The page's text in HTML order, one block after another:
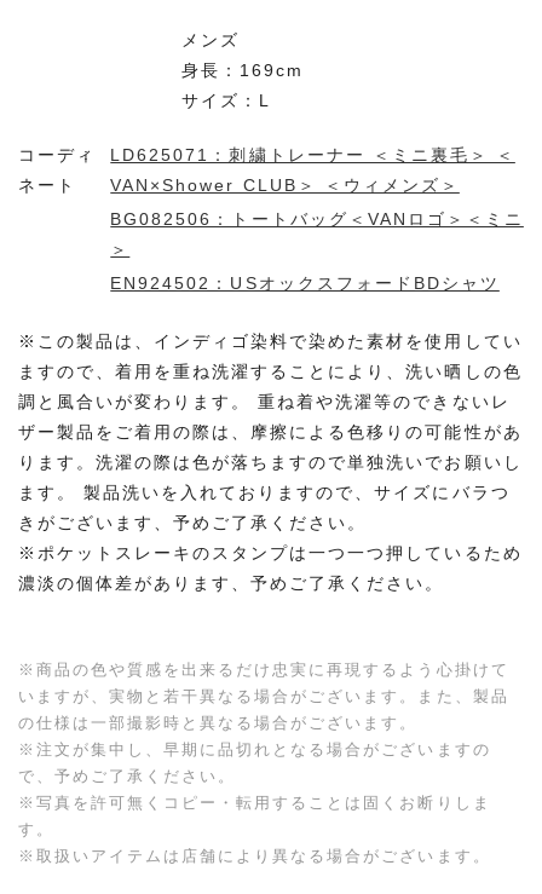
メンズ
身長：169cm
サイズ：L
コーディ
ネート
LD625071：刺繍トレーナー ＜ミニ裏毛＞ ＜
VAN×Shower CLUB＞ ＜ウィメンズ＞
BG082506：トートバッグ＜VANロゴ＞＜ミニ
＞
EN924502：USオックスフォードBDシャツ
※この製品は、インディゴ染料で染めた素材を使用してい
ますので、着用を重ね洗濯することにより、洗い晒しの色
調と風合いが変わります。 重ね着や洗濯等のできないレ
ザー製品をご着用の際は、摩擦による色移りの可能性があ
ります。洗濯の際は色が落ちますので単独洗いでお願いし
ます。 製品洗いを入れておりますので、サイズにバラつ
きがございます、予めご了承ください。
※ポケットスレーキのスタンプは一つ一つ押しているため
濃淡の個体差があります、予めご了承ください。
※商品の色や質感を出来るだけ忠実に再現するよう心掛けて
いますが、実物と若干異なる場合がございます。また、製品
の仕様は一部撮影時と異なる場合がございます。
※注文が集中し、早期に品切れとなる場合がございますの
で、予めご了承ください。
※写真を許可無くコピー・転用することは固くお断りしま
す。
※取扱いアイテムは店舗により異なる場合がございます。